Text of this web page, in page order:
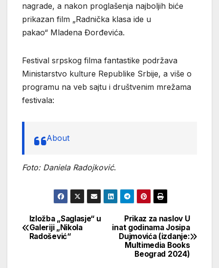
nagrade, a nakon proglašenja najboljih biće
prikazan film „Radnička klasa ide u
pakao“ Mladena Đorđevićа.
Festival srpskog filma fantastike podržava
Ministarstvo kulture Republike Srbije, a više o
programu na veb sajtu i društvenim mrežama
festivala:
About
Foto: Daniela Radojković.
Кретање
чланка
Prikaz za naslov U
inat godinama Josipa
Dujmovića (izdanje:
Multimedia Books
Beograd 2024)
Izložba „Saglasje“ u
Galeriji „Nikola
Radošević“